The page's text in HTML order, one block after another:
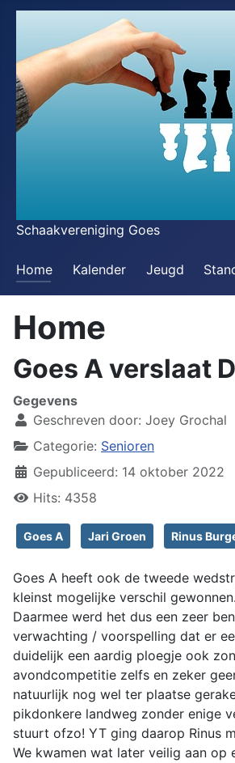
Schaakvereniging Goes
Home Kalender Jeugd
Home
Goes A verslaat
Gegevens
Geschreven door: Joey Grochal
Categorie: Senioren
Gepubliceerd: 14 oktober 2022
Hits: 4358
Goes A Jari Groen Rinus
Goes A heeft ook de tweede
kleinst mogelijke verschil
Daarmee werd het dus een zeer
verwachting / voorspelling dat er
duidelijk een aardig ploegje ook
avondcompetitie zelfs en zeker
natuurlijk nog wel ter plaatse
pikdonkere landweg zonder enige
stuurt ofzo! YT ging daarop Rinus
We kwamen wat later veilig aan